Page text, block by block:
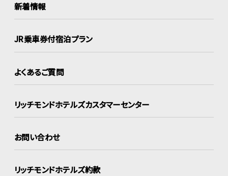
新着情報
JR乗車券付宿泊プラン
よくあるご質問
リッチモンドホテルズカスタマーセンター
お問い合わせ
リッチモンドホテルズ約款